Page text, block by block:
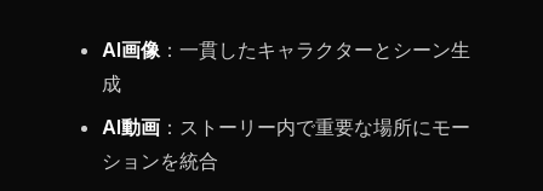
AI画像：一貫したキャラクターとシーン生
成
AI動画 ：ストーリー内で重要な場所にモー
ションを統合